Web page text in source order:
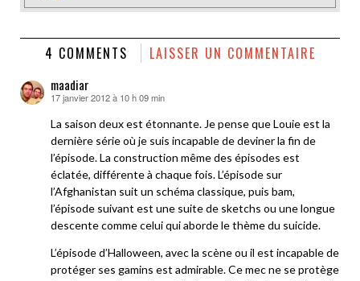
4 COMMENTS LAISSER UN COMMENTAIRE
maadiar
dit :
17 janvier 2012 à 10 h 09 min
La saison deux est étonnante. Je pense que Louie est la
dernière série où je suis incapable de deviner la fin de
l’épisode. La construction même des épisodes est
éclatée, différente à chaque fois. L’épisode sur
l’Afghanistan suit un schéma classique, puis bam,
l’épisode suivant est une suite de sketchs ou une longue
descente comme celui qui aborde le thème du suicide.
L’épisode d’Halloween, avec la scène ou il est incapable de
protéger ses gamins est admirable. Ce mec ne se protège